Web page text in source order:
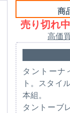
商
売り切れ
高価
タントーナ
ト。スタイ
本組。
タントーブ